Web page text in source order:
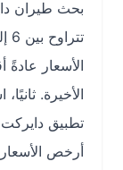
بحث طيران
الأسعار عادةً أقل
الأخيرة. ثانيًا،
تطبيق دايركت،
أرخص الأسعار